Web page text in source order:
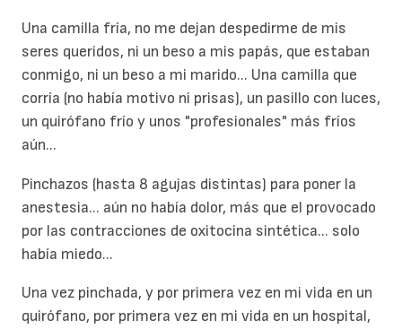
Una camilla fría, no me dejan despedirme de mis
seres queridos, ni un beso a mis papás, que estaban
conmigo, ni un beso a mi marido... Una camilla que
corría (no había motivo ni prisas), un pasillo con luces,
un quirófano frío y unos "profesionales" más fríos
aún...
Pinchazos (hasta 8 agujas distintas) para poner la
anestesia... aún no había dolor, más que el provocado
por las contracciones de oxitocina sintética... solo
había miedo...
Una vez pinchada, y por primera vez en mi vida en un
quirófano, por primera vez en mi vida en un hospital,